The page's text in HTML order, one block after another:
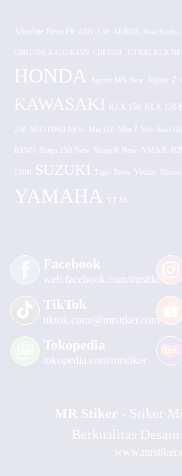
Absolute Revo Fit ADV 150 AEROX
CBR150R K45G/K45N CRF150L DTRACKER
HONDA Jupiter MX New Jupiter Z
KAWASAKI KLX 150 KLX 150
250 MIO FINO NEW Mio GT Mio J Mio Soul GT
KING Ninja 250 New Ninja R New NMAX
150R SUZUKI Tiger Revo Vixion Vixion
YAMAHA YZ 85
Facebook
web.facebook.com/mrstiker
TikTok
tiktok.com/@mrstiker.com
Tokopedia
tokopedia.com/mrstiker
MR Stiker - Stiker
Berkualitas Desain